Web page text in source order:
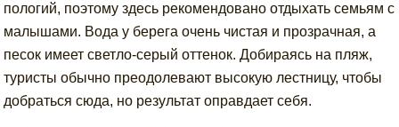
пологий, поэтому здесь рекомендовано отдыхать семьям с
малышами. Вода у берега очень чистая и прозрачная, а
песок имеет светло-серый оттенок. Добираясь на пляж,
туристы обычно преодолевают высокую лестницу, чтобы
добраться сюда, но результат оправдает себя.